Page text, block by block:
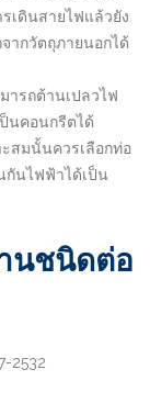
เดินสายไฟแล้วยัง
ากวัตถุภายนอกได้
ารถต้านเปลวไฟ
นคอนกรีตได้
สมนั้นควรเลือกท่อ
กันไฟฟ้าได้เป็น
นชนิดต่อ
2532